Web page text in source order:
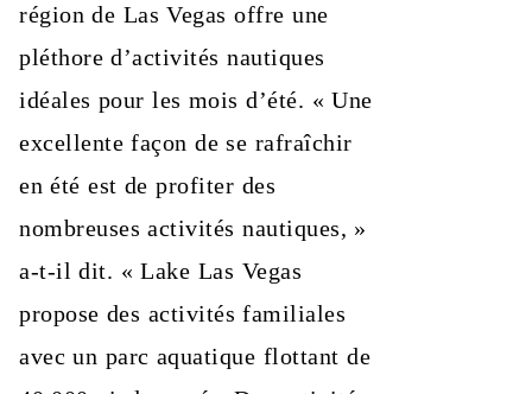
région de Las Vegas offre une
pléthore d’activités nautiques
idéales pour les mois d’été. « Une
excellente façon de se rafraîchir
en été est de profiter des
nombreuses activités nautiques, »
a-t-il dit. « Lake Las Vegas
propose des activités familiales
avec un parc aquatique flottant de